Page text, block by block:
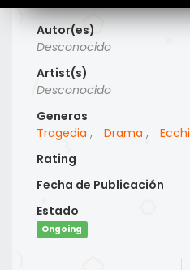
Hidden Past
Autor(es)
Desconocido
Artist(s)
Desconocido
Generos
Tragedia , Drama ,
Ecchi
Rating
Fecha de Publicación
Estado
Ongoing